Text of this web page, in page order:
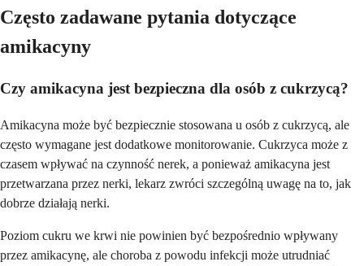
Często zadawane pytania dotyczące
amikacyny
Czy amikacyna jest bezpieczna dla osób z cukrzycą?
Amikacyna może być bezpiecznie stosowana u osób z cukrzycą, ale
często wymagane jest dodatkowe monitorowanie. Cukrzyca może z
czasem wpływać na czynność nerek, a ponieważ amikacyna jest
przetwarzana przez nerki, lekarz zwróci szczególną uwagę na to, jak
dobrze działają nerki.
Poziom cukru we krwi nie powinien być bezpośrednio wpływany
przez amikacynę, ale choroba z powodu infekcji może utrudniać